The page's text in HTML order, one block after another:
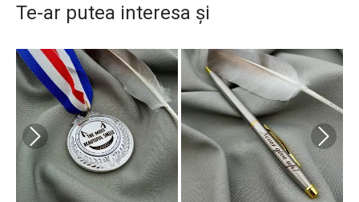
Te-ar putea interesa și